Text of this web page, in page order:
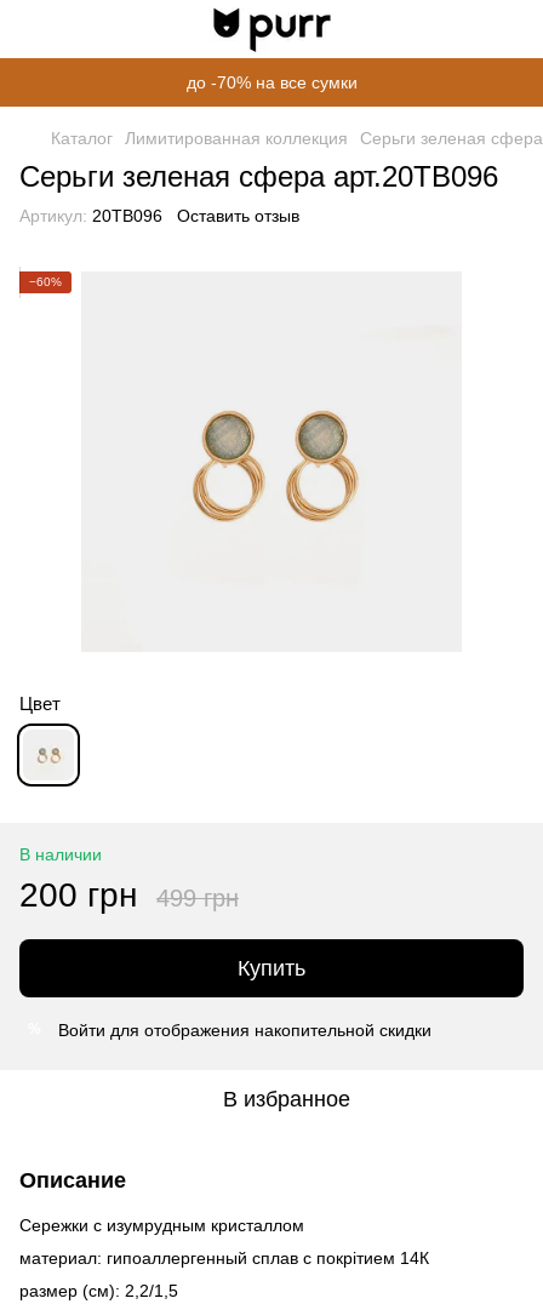
до -70% на все сумки
Каталог Лимитированная коллекция Серьги зеленая
Серьги зеленая сфера арт.20TB096
Артикул: 20TB096 Оставить отзыв
−60%
Цвет
В наличии
200 грн 499 грн
Купить
Войти для отображения накопительной скидки
В избранное
Описание
Сережки с изумрудным кристаллом
материал: гипоаллергенный сплав с покрітием 14К
размер (см): 2,2/1,5